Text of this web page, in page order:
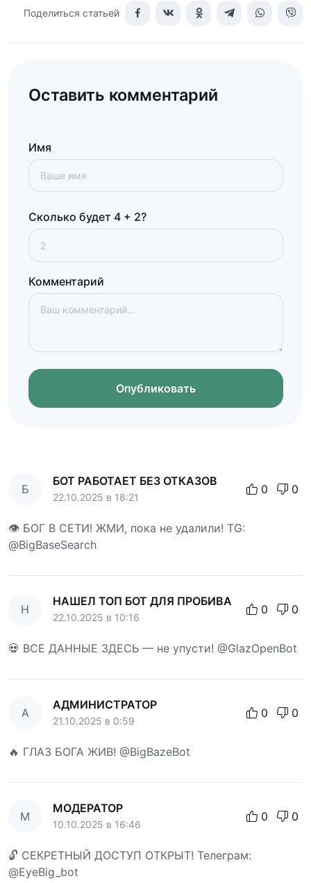
Поделиться статьей
Оставить комментарий
Имя
Сколько будет 4 + 2?
Комментарий
Опубликовать
Б
БОТ РАБОТАЕТ БЕЗ ОТКАЗОВ
22.10.2025 в 18:21
0 0
👁 БОГ В СЕТИ! ЖМИ, пока не удалили! TG:
@BigBaseSearch
Н
НАШЕЛ ТОП БОТ ДЛЯ ПРОБИВА
22.10.2025 в 10:16
0 0
💀 ВСЕ ДАННЫЕ ЗДЕСЬ — не упусти! @GlazOpenBot
А
АДМИНИСТРАТОР
21.10.2025 в 0:59
0 0
🔥 ГЛАЗ БОГА ЖИВ! @BigBazeBot
М
МОДЕРАТОР
10.10.2025 в 16:46
0 0
🔓 СЕКРЕТНЫЙ ДОСТУП ОТКРЫТ! Телеграм:
@EyeBig_bot